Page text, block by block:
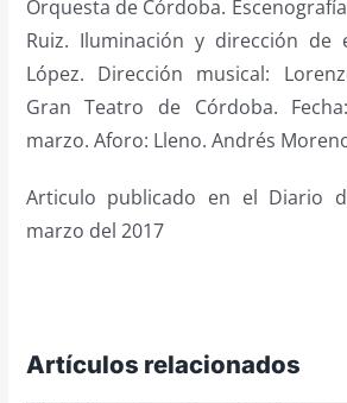
Orquesta de Córdoba.
Ruiz. Iluminación y dirección de
López. Dirección musical:
Gran Teatro de Córdoba.
marzo. Aforo: Lleno. Andrés
Articulo publicado en el Diario
marzo del 2017
Artículos relacionados